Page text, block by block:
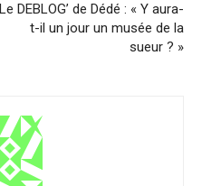
Le DEBLOG’ de Dédé : « Y aura-
t-il un jour un musée de la
sueur ? »